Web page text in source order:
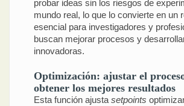
probar ideas sin los riesgos de
mundo real, lo que lo convierte en un
esencial para investigadores y
buscan mejorar procesos y
innovadoras.
Optimización: ajustar el
obtener los mejores resultados
Esta función ajustasetpoints